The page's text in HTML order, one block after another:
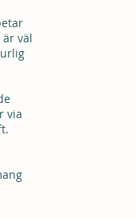
väl
via